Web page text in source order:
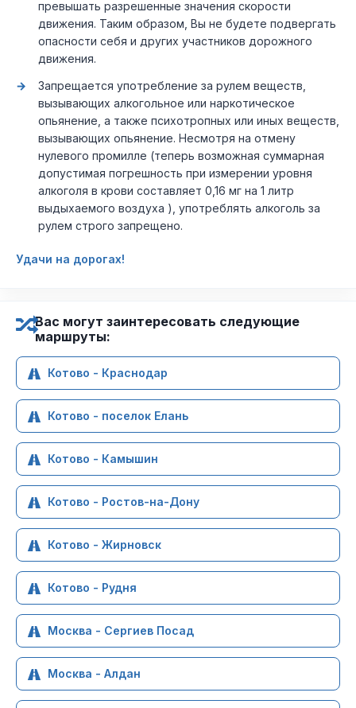
превышать разрешенные значения скорости
движения. Таким образом, Вы не будете подвергать
опасности себя и других участников дорожного
движения.
Запрещается употребление за рулем веществ,
вызывающих алкогольное или наркотическое
опьянение, а также психотропных или иных веществ,
вызывающих опьянение. Несмотря на отмену
нулевого промилле (теперь возможная суммарная
допустимая погрешность при измерении уровня
алкоголя в крови составляет 0,16 мг на 1 литр
выдыхаемого воздуха ), употреблять алкоголь за
рулем строго запрещено.
Удачи на дорогах!
Вас могут заинтересовать следующие
маршруты:
Котово - Краснодар
Котово - поселок Елань
Котово - Камышин
Котово - Ростов-на-Дону
Котово - Жирновск
Котово - Рудня
Москва - Сергиев Посад
Москва - Алдан